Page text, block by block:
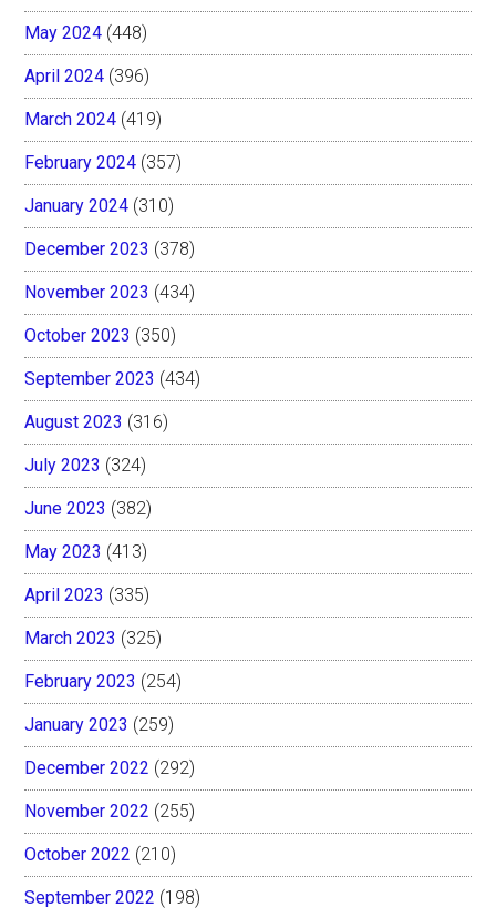
May 2024 (448)
April 2024 (396)
March 2024 (419)
February 2024 (357)
January 2024 (310)
December 2023 (378)
November 2023 (434)
October 2023 (350)
September 2023 (434)
August 2023 (316)
July 2023 (324)
June 2023 (382)
May 2023 (413)
April 2023 (335)
March 2023 (325)
February 2023 (254)
January 2023 (259)
December 2022 (292)
November 2022 (255)
October 2022 (210)
September 2022 (198)